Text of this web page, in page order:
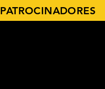
PATROCINADORES